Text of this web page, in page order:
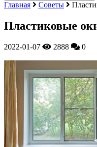
Главная Советы
Пластиковые
2022-01-07 2888 0